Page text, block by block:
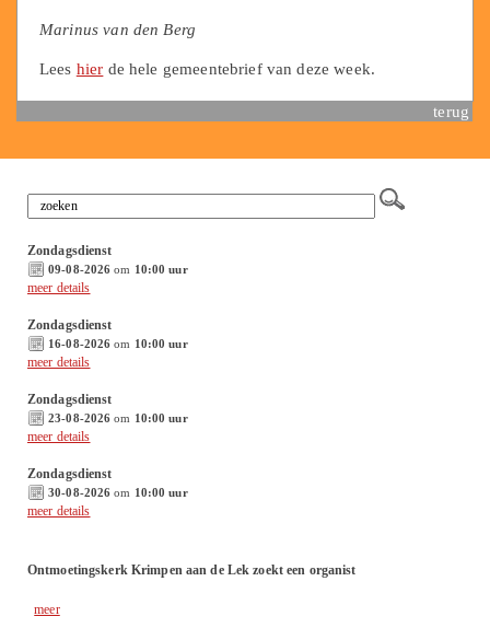
Marinus van den Berg
Lees hier de hele gemeentebrief van deze week.
terug
Zondagsdienst
09-08-2026 om 10:00 uur
meer details
Zondagsdienst
16-08-2026 om 10:00 uur
meer details
Zondagsdienst
23-08-2026 om 10:00 uur
meer details
Zondagsdienst
30-08-2026 om 10:00 uur
meer details
Ontmoetingskerk Krimpen aan de Lek zoekt een organist
meer